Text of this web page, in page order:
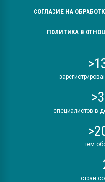
СОГЛАСИЕ НА
ПОЛИТИКА В
специалистов в
тем
стран